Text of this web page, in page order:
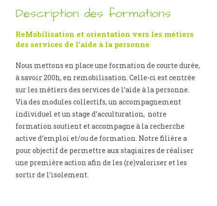
Description des formations
ReMobilisation et orientation vers les métiers
des services de l’aide à la personne
Nous mettons en place une formation de courte durée,
à savoir 200h, en remobilisation. Celle-ci est centrée
sur les métiers des services de l’aide à la personne.
Via des modules collectifs, un accompagnement
individuel et un stage d’acculturation, notre
formation soutient et accompagne à la recherche
active d’emploi et/ou de formation. Notre filière a
pour objectif de permettre aux stagiaires de réaliser
une première action afin de les (re)valoriser et les
sortir de l’isolement.